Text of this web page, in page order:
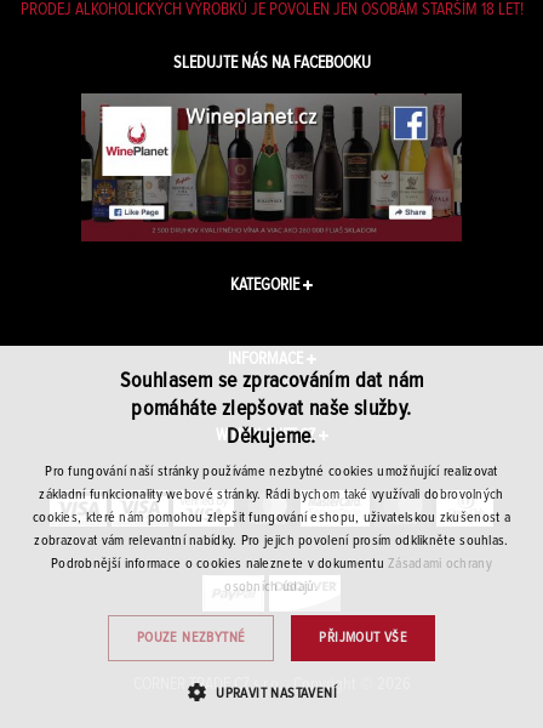
PRODEJ ALKOHOLICKÝCH VÝROBKŮ JE POVOLEN JEN OSOBÁM STARŠÍM 18 LET!
SLEDUJTE NÁS NA FACEBOOKU
KATEGORIE
INFORMACE
WINEPLANET.CZ
CORNER TRADE CZ s.r.o. · Copyright © 2026
Souhlasem se zpracováním dat nám
pomáháte zlepšovat naše služby.
Děkujeme.
Pro fungování naší stránky používáme nezbytné cookies umožňující realizovat
základní funkcionality webové stránky. Rádi bychom také využívali dobrovolných
cookies, které nám pomohou zlepšit fungování eshopu, uživatelskou zkušenost a
zobrazovat vám relevantní nabídky. Pro jejich povolení prosím odklikněte souhlas.
Podrobnější informace o cookies naleznete v dokumentuZásadami ochrany
osobních údajů.
PŘIJMOUT VŠE
POUZE NEZBYTNÉ
UPRAVIT NASTAVENÍ